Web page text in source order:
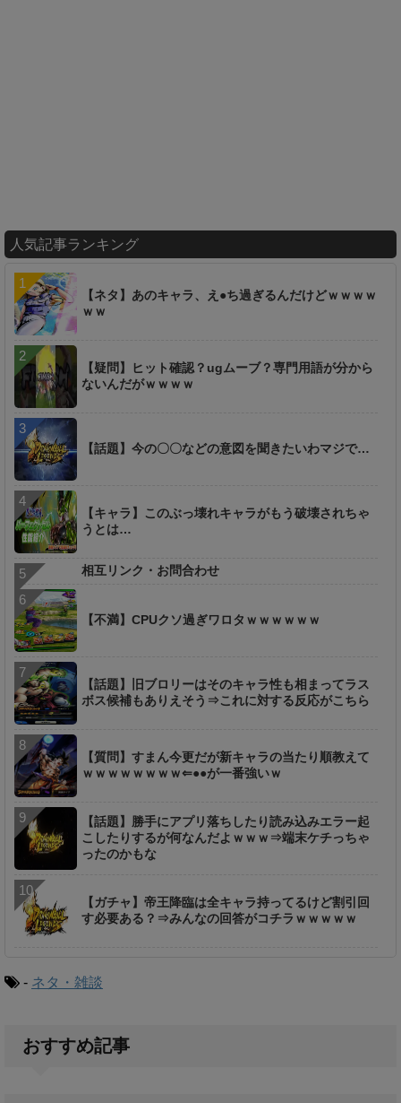
人気記事ランキング
【ネタ】あのキャラ、え●ち過ぎるんだけどｗｗｗｗ
ｗｗ
【疑問】ヒット確認？ugムーブ？専門用語が分から
ないんだがｗｗｗｗ
【話題】今の〇〇などの意図を聞きたいわマジで…
【キャラ】このぶっ壊れキャラがもう破壊されちゃ
うとは…
相互リンク・お問合わせ
【不満】CPUクソ過ぎワロタｗｗｗｗｗｗ
【話題】旧ブロリーはそのキャラ性も相まってラス
ボス候補もありえそう⇒これに対する反応がこちら
【質問】すまん今更だが新キャラの当たり順教えて
ｗｗｗｗｗｗｗｗ⇐●●が一番強いｗ
【話題】勝手にアプリ落ちしたり読み込みエラー起
こしたりするが何なんだよｗｗｗ⇒端末ケチっちゃ
ったのかもな
【ガチャ】帝王降臨は全キャラ持ってるけど割引回
す必要ある？⇒みんなの回答がコチラｗｗｗｗｗ
- ネタ・雑談
おすすめ記事